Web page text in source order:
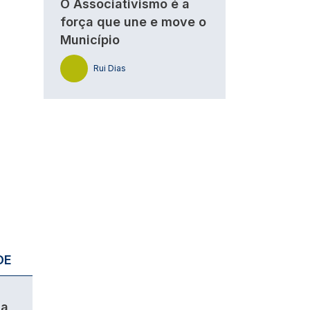
O Associativismo é a
força que une e move o
Município
Rui Dias